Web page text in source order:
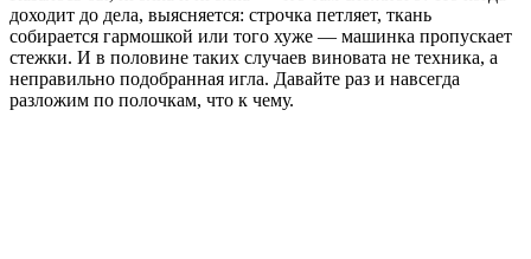
доходит до дела, выясняется: строчка петляет, ткань
собирается гармошкой или того хуже — машинка пропускает
стежки. И в половине таких случаев виновата не техника, а
неправильно подобранная игла. Давайте раз и навсегда
разложим по полочкам, что к чему.